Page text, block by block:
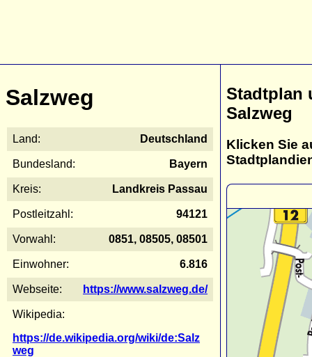
Salzweg
Land: Deutschland
Bundesland: Bayern
Kreis: Landkreis Passau
Postleitzahl: 94121
Vorwahl: 0851, 08505, 08501
Einwohner: 6.816
Webseite: https://www.salzweg.de/
Wikipedia:
https://de.wikipedia.org/wiki/de:Salz
weg
Stadtplan
Salzweg
Klicken Sie